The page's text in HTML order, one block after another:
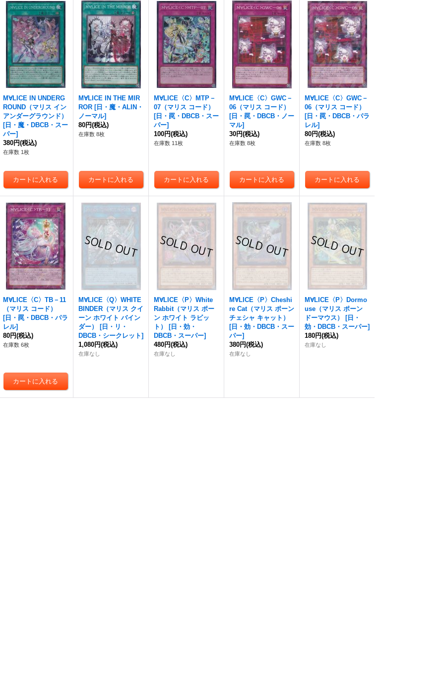
M∀LICE IN UNDERG
ROUND（マリス イン
アンダーグラウンド）
[日・魔・DBCB・スー
パー]
380円(税込)
在庫数 1枚
M∀LICE IN THE MIR
ROR [日・魔・ALIN・
ノーマル]
80円(税込)
在庫数 8枚
M∀LICE〈C〉MTP－
07（マリス コード）
[日・罠・DBCB・スー
パー]
100円(税込)
在庫数 11枚
M∀LICE〈C〉GWC－
06（マリス コード）
[日・罠・DBCB・ノー
マル]
30円(税込)
在庫数 8枚
M∀LICE〈C〉GWC－
06（マリス コード）
[日・罠・DBCB・パラ
レル]
80円(税込)
在庫数 8枚
M∀LICE〈C〉TB－11
（マリス コード）
[日・罠・DBCB・パラ
レル]
80円(税込)
在庫数 6枚
M∀LICE〈Q〉WHITE
BINDER（マリス クイ
ーン ホワイト バイン
ダー）
[日・リ・
DBCB・シークレット]
1,080円(税込)
在庫なし
M∀LICE〈P〉White
Rabbit（マリス ポー
ン ホワイト ラビッ
ト）
[日・効・
DBCB・スーパー]
480円(税込)
在庫なし
M∀LICE〈P〉Cheshi
re Cat（マリス ポーン
チェシャ キャット）
[日・効・DBCB・スー
パー]
380円(税込)
在庫なし
M∀LICE〈P〉Dormo
use（マリス ポーン
ドーマウス）
[日・
効・DBCB・スーパー]
180円(税込)
在庫なし